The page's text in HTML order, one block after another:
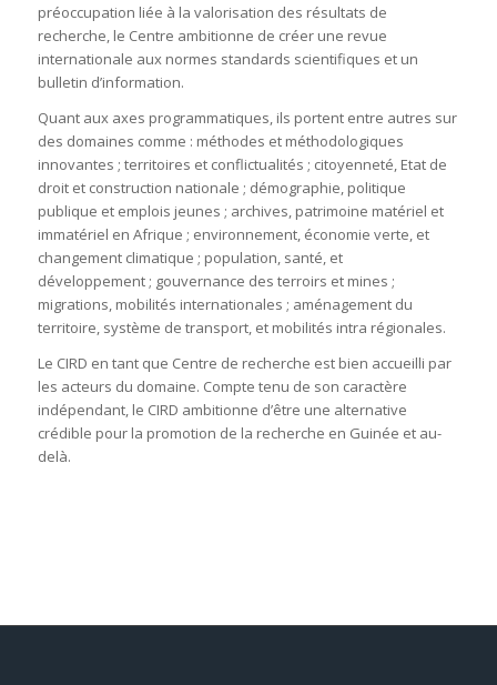
préoccupation liée à la valorisation des résultats de
recherche, le Centre ambitionne de créer une revue
internationale aux normes standards scientifiques et un
bulletin d’information.
Quant aux axes programmatiques, ils portent entre autres sur
des domaines comme : méthodes et méthodologiques
innovantes ; territoires et conflictualités ; citoyenneté, Etat de
droit et construction nationale ; démographie, politique
publique et emplois jeunes ; archives, patrimoine matériel et
immatériel en Afrique ; environnement, économie verte, et
changement climatique ; population, santé, et
développement ; gouvernance des terroirs et mines ;
migrations, mobilités internationales ; aménagement du
territoire, système de transport, et mobilités intra régionales.
Le CIRD en tant que Centre de recherche est bien accueilli par
les acteurs du domaine. Compte tenu de son caractère
indépendant, le CIRD ambitionne d’être une alternative
crédible pour la promotion de la recherche en Guinée et au-
delà.